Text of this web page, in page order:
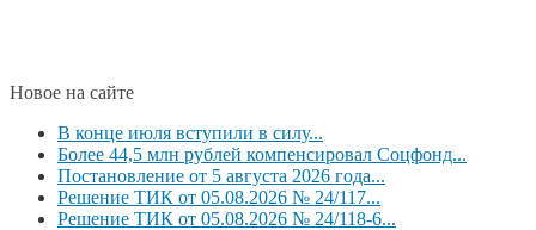
Новое на сайте
В конце июля вступили в силу...
Более 44,5 млн рублей компенсировал Соцфонд...
Постановление от 5 августа 2026 года...
Решение ТИК от 05.08.2026 № 24/117...
Решение ТИК от 05.08.2026 № 24/118-6...